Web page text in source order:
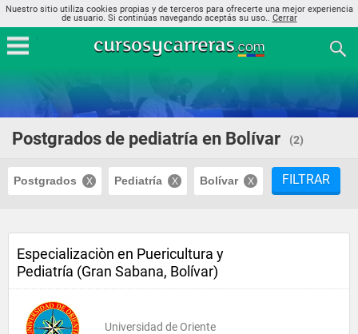
Nuestro sitio utiliza cookies propias y de terceros para ofrecerte una mejor experiencia
de usuario. Si continúas navegando aceptás su uso.. Cerrar
Postgrados de pediatría en Bolívar (2)
Postgrados Pediatría Bolívar FILTRAR
Especializaciòn en Puericultura y
Pediatría (Gran Sabana, Bolívar)
Universidad de Oriente